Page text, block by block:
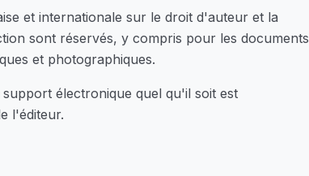
et internationale sur le droit d'auteur et la
sont réservés, y compris pour les documents
et photographiques.
électronique quel qu'il soit est
l'éditeur.